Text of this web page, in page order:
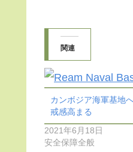
関連
カンボジア海軍基地
戒感高まる
2021年6月18日
安全保障全般